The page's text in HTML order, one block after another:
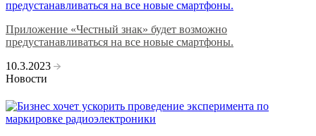
Приложение «Честный знак» будет возможно
предустанавливаться на все новые смартфоны.
10.3.2023
Новости